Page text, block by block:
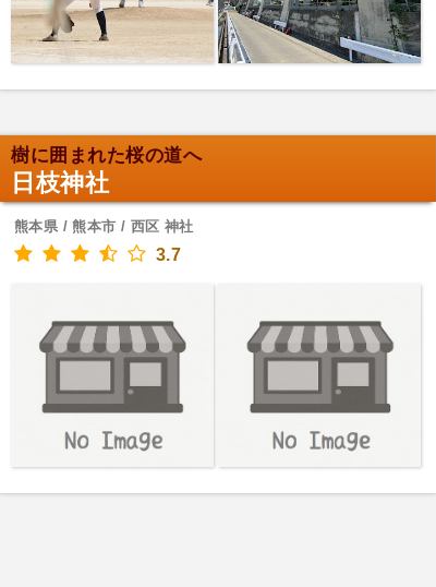
樹に囲まれた桜の道へ
日枝神社
熊本県 / 熊本市 / 西区 神社
3.7